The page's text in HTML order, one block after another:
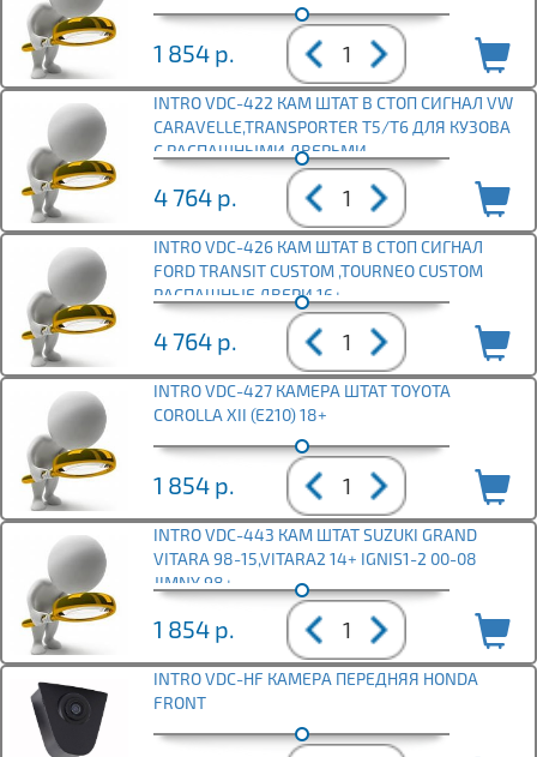
1 854 р.
INTRO VDC-422 КАМ ШТАТ В СТОП СИГНАЛ VW
CARAVELLE,TRANSPORTER T5/T6 ДЛЯ КУЗОВА
С РАСПАШНЫМИ ДВЕРЬМИ
4 764 р.
INTRO VDC-426 КАМ ШТАТ В СТОП СИГНАЛ
FORD TRANSIT CUSTOM ,TOURNEO CUSTOM
РАСПАШНЫЕ ДВЕРИ 16+
4 764 р.
INTRO VDC-427 КАМЕРА ШТАТ TOYOTA
COROLLA XII (E210) 18+
1 854 р.
INTRO VDC-443 КАМ ШТАТ SUZUKI GRAND
VITARA 98-15,VITARA2 14+ IGNIS1-2 00-08
JIMNY 98+
1 854 р.
INTRO VDC-HF КАМЕРА ПЕРЕДНЯЯ HONDA
FRONT